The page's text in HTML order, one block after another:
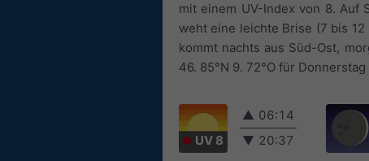
mit einem UV-Index von 8. Auf
weht eine leichte Brise (7 bis
kommt nachts aus Süd-Ost,
46. 85°N 9. 72°O für
UV 8
▲ 06:14
▼ 20:37